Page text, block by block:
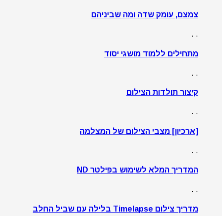
צמצם, עומק שדה ומה שביניהם
. .
מתחילים ללמוד מושגי יסוד
. .
קיצור תולדות הצילום
. .
[ארכיון] מצבי הצילום של המצלמה
. .
המדריך המלא לשימוש בפילטר ND
. .
מדריך צילום Timelapse בלילה עם שביל החלב